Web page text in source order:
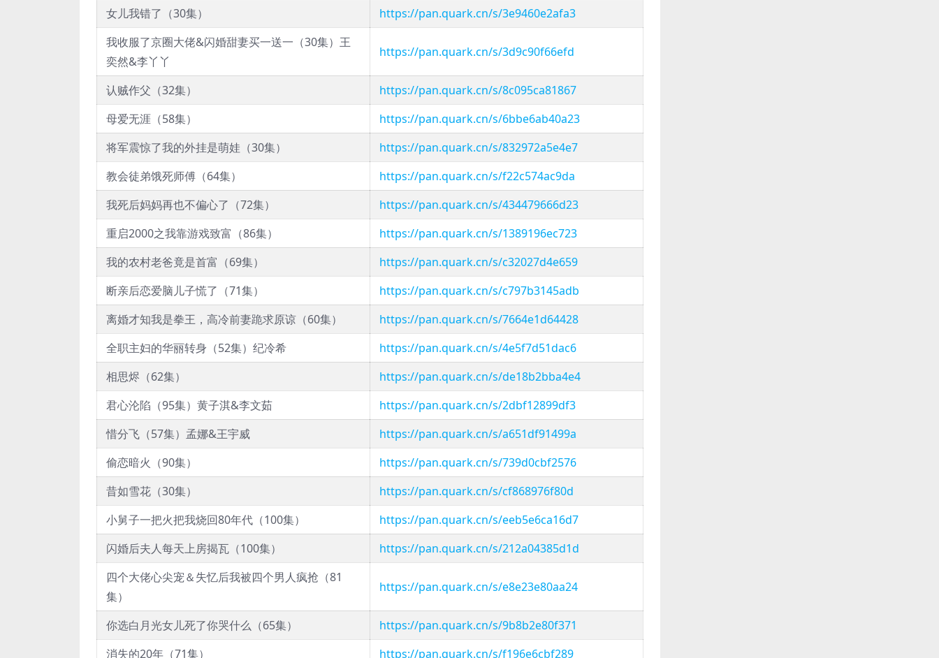
女儿我错了（30集）
https://pan.quark.cn/s/3e9460e2afa3
我收服了京圈大佬&闪婚甜妻买一送一（30集）王
奕然&李丫丫
https://pan.quark.cn/s/3d9c90f66efd
认贼作父（32集）
https://pan.quark.cn/s/8c095ca81867
母爱无涯（58集）
https://pan.quark.cn/s/6bbe6ab40a23
将军震惊了我的外挂是萌娃（30集）
https://pan.quark.cn/s/832972a5e4e7
教会徒弟饿死师傅（64集）
https://pan.quark.cn/s/f22c574ac9da
我死后妈妈再也不偏心了（72集）
https://pan.quark.cn/s/434479666d23
重启2000之我靠游戏致富（86集）
https://pan.quark.cn/s/1389196ec723
我的农村老爸竟是首富（69集）
https://pan.quark.cn/s/c32027d4e659
断亲后恋爱脑儿子慌了（71集）
https://pan.quark.cn/s/c797b3145adb
离婚才知我是拳王，高冷前妻跪求原谅（60集）
https://pan.quark.cn/s/7664e1d64428
全职主妇的华丽转身（52集）纪冷希
https://pan.quark.cn/s/4e5f7d51dac6
相思烬（62集）
https://pan.quark.cn/s/de18b2bba4e4
君心沦陷（95集）黄子淇&李文茹
https://pan.quark.cn/s/2dbf12899df3
惜分飞（57集）孟娜&王宇威
https://pan.quark.cn/s/a651df91499a
偷恋暗火（90集）
https://pan.quark.cn/s/739d0cbf2576
昔如雪花（30集）
https://pan.quark.cn/s/cf868976f80d
小舅子一把火把我烧回80年代（100集）
https://pan.quark.cn/s/eeb5e6ca16d7
闪婚后夫人每天上房揭瓦（100集）
https://pan.quark.cn/s/212a04385d1d
四个大佬心尖宠＆失忆后我被四个男人疯抢（81
集）
https://pan.quark.cn/s/e8e23e80aa24
你选白月光女儿死了你哭什么（65集）
https://pan.quark.cn/s/9b8b2e80f371
消失的20年（71集）
https://pan.quark.cn/s/f196e6cbf289